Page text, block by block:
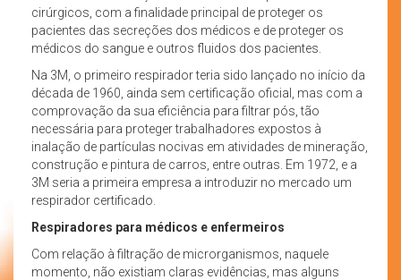
cirúrgicos, com a finalidade principal de proteger os
pacientes das secreções dos médicos e de proteger os
médicos do sangue e outros fluidos dos pacientes.
Na 3M, o primeiro respirador teria sido lançado no início da
década de 1960, ainda sem certificação oficial, mas com a
comprovação da sua eficiência para filtrar pós, tão
necessária para proteger trabalhadores expostos à
inalação de partículas nocivas em atividades de mineração,
construção e pintura de carros, entre outras. Em 1972, e a
3M seria a primeira empresa a introduzir no mercado um
respirador certificado.
Respiradores para médicos e enfermeiros
Com relação à filtração de microrganismos, naquele
momento, não existiam claras evidências, mas alguns